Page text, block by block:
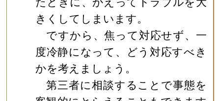
きくしてしまいます。
ですから、焦って対応せず、一
度冷静になって、どう対応すべき
かを考えましょう。
第三者に相談することで事態を